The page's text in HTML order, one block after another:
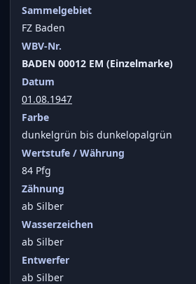
Sammelgebiet
FZ Baden
WBV-Nr.
BADEN 00012 EM (Einzelmarke)
Datum
01.08.1947
Farbe
dunkelgrün bis dunkelopalgrün
Wertstufe / Währung
84 Pfg
Zähnung
ab Silber
Wasserzeichen
ab Silber
Entwerfer
ab Silber